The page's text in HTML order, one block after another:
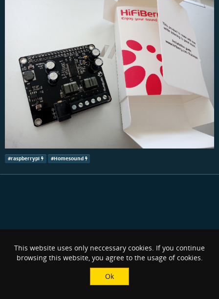
#raspberrypi #Homesound
This website uses only neccessary cookies. If you continue
browsing this website, you agree to the usage of cookies.
Ok